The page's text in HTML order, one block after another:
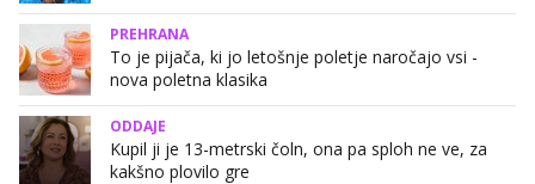
PREHRANA
To je pijača, ki jo letošnje poletje naročajo vsi -
nova poletna klasika
ODDAJE
Kupil ji je 13-metrski čoln, ona pa sploh ne ve, za
kakšno plovilo gre